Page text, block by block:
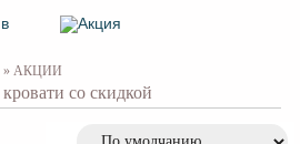
» АКЦИИ
со скидкой